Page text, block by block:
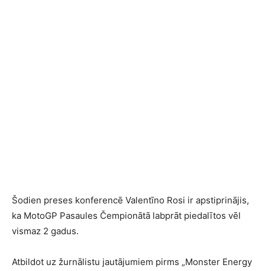
Šodien preses konferencē Valentīno Rosi ir apstiprinājis,
ka MotoGP Pasaules Čempionātā labprāt piedalītos vēl
vismaz 2 gadus.
Atbildot uz žurnālistu jautājumiem pirms „Monster Energy